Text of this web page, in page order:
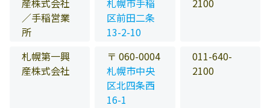
産株式会社
／手稲営業
所
札幌市手稲
区前田二条
13-2-10
2100
札幌第一興
産株式会社
〒 060-0004
札幌市中央
区北四条西
16-1
011-640-
2100